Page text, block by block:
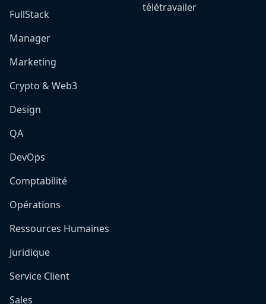
FullStack
Manager
Marketing
Crypto & Web3
Design
QA
DevOps
Comptabilité
Opérations
Ressources Humaines
Juridique
Service Client
Sales
télétravailer